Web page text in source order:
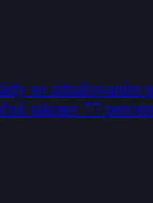
so zdražovaním
takmer 77